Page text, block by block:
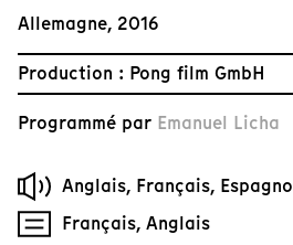
Allemagne, 2016
Production : Pong film GmbH
Programmé par Emanuel Licha
Anglais, Français,
Français, Anglais